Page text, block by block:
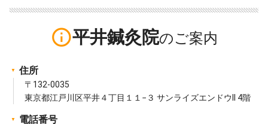
info_outline平井鍼灸院
住所
〒132-0035
東京都江戸川区平井４丁目１１−３ サンライズエンドウII 4階
電話番号